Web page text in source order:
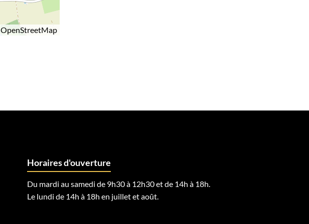
OpenStreetMap
Horaires d'ouverture
Du mardi au samedi de 9h30 à 12h30 et de 14h à 18h.
Le lundi de 14h à 18h en juillet et août.